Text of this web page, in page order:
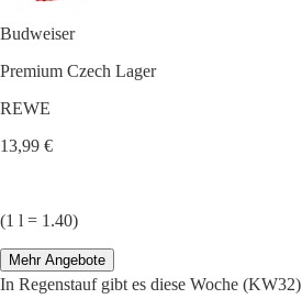
Budweiser
Premium Czech Lager
REWE
13,99 €
(1 l = 1.40)
Mehr Angebote
In Regenstauf gibt es diese Woche (KW32)